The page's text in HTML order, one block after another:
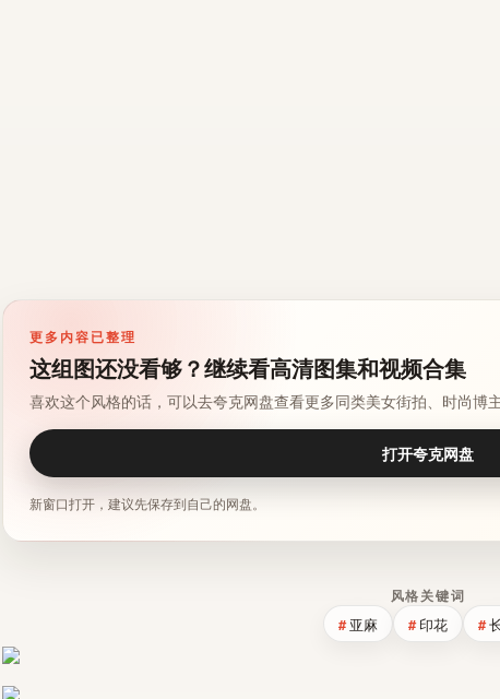
更多内容已整理
这组图还没看够？继续看高清图集和视频合集
喜欢这个风格的话，可以去夸克网盘查看更多同类美女街拍、时尚博
打开夸克网盘
新窗口打开，建议先保存到自己的网盘。
风格关键词
亚麻 印花